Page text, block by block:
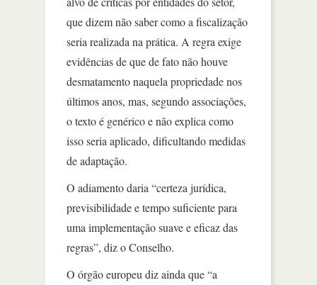
que dizem não saber como a fiscalização
seria realizada na prática. A regra exige
evidências de que de fato não houve
desmatamento naquela propriedade nos
últimos anos, mas, segundo associações,
o texto é genérico e não explica como
isso seria aplicado, dificultando medidas
de adaptação.
O adiamento daria “certeza jurídica,
previsibilidade e tempo suficiente para
uma implementação suave e eficaz das
regras”, diz o Conselho.
O órgão europeu diz ainda que “a